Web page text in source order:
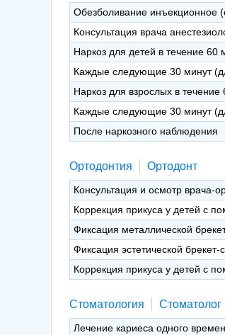
Обезболивание инъекционное
Консультация врача
Наркоз для детей в течение 60
Каждые следующие 30 минут
Наркоз для взрослых в течение
Каждые следующие 30 минут
После наркозного наблюдения
Ортодонтия Ортодонт
Консультация и осмотр врача-
Коррекция прикуса у детей с
Фиксация металлической
Фиксация эстетической брекет-
Коррекция прикуса у детей с
Стоматология Стоматолог
Лечение кариеса одного